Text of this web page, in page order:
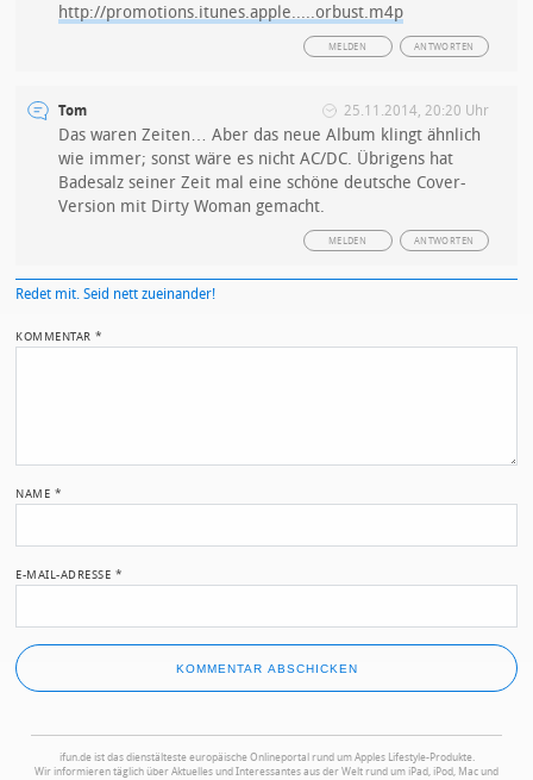
http://promotions.itunes.apple.....orbust.m4p
ANTWORTEN
MELDEN
Tom 25.11.2014, 20:20 Uhr
Das waren Zeiten… Aber das neue Album klingt ähnlich
wie immer; sonst wäre es nicht AC/DC. Übrigens hat
Badesalz seiner Zeit mal eine schöne deutsche Cover-
Version mit Dirty Woman gemacht.
ANTWORTEN
MELDEN
Redet mit. Seid nett zueinander!
KOMMENTAR*
NAME *
E-MAIL-ADRESSE *
ifun.de ist das dienstälteste europäische Onlineportal rund um Apples Lifestyle-Produkte.
Wir informieren täglich über Aktuelles und Interessantes aus der Welt rund um iPad, iPod, Mac und